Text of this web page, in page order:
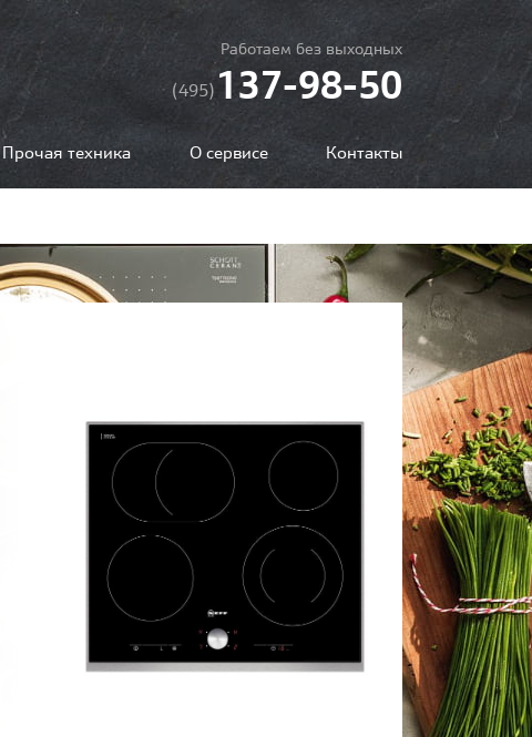
Работаем без выходных
(495)137-98-50
Прочая техника О сервисе Контакты